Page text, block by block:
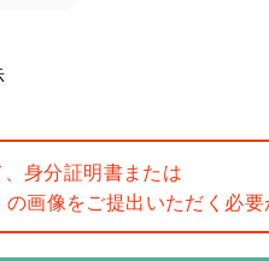
身分証明書または
画像をご提出いただく必要